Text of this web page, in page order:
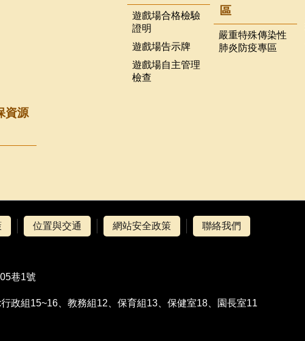
遊戲場合格檢驗
證明
遊戲場告示牌
遊戲場自主管理
檢查
區
嚴重特殊傳染性
肺炎防疫專區
資源
位置與交通 網站安全政策 聯絡我們
巷1號
政組15~16、教務組12、保育組13、保健室18、園長室11